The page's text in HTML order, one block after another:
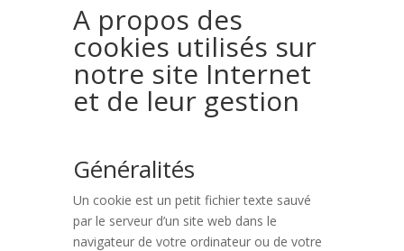
A propos des
cookies utilisés sur
notre site Internet
et de leur gestion
Généralités
Un cookie est un petit fichier texte sauvé
par le serveur d’un site web dans le
navigateur de votre ordinateur ou de votre